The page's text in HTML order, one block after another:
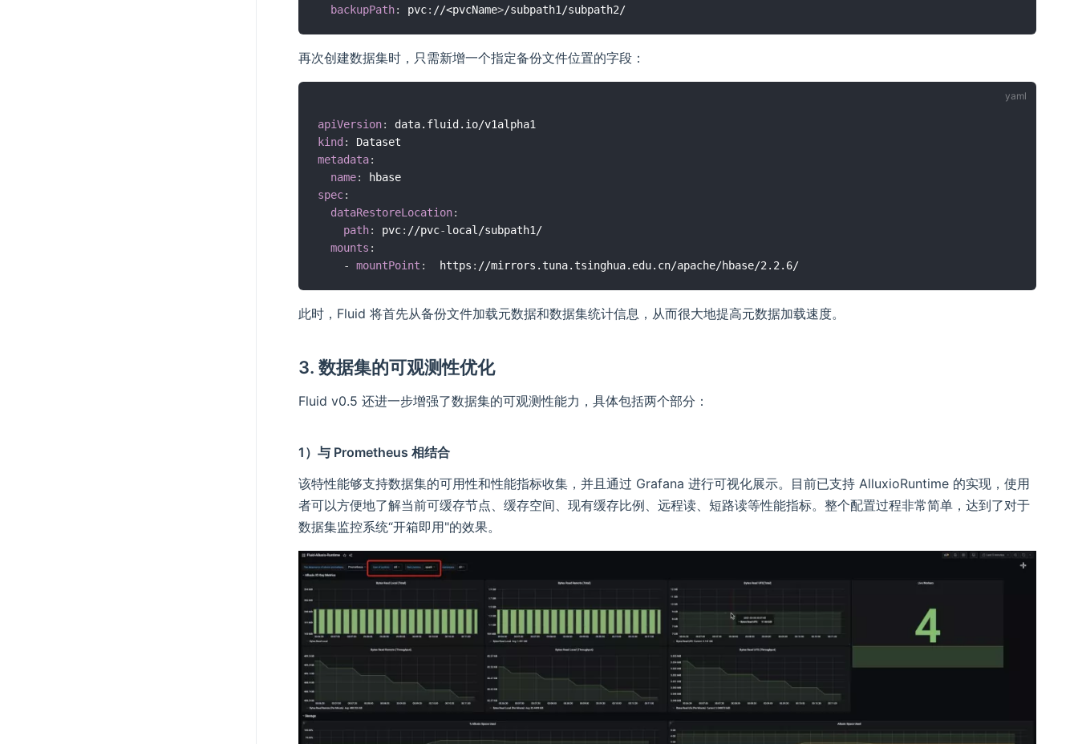
backupPath: pvc: //<pvcName>
再次创建数据集时，只需新增一个指定备份文件位置的字段：
apiVersion:
kind :
metadata:
name:
spec:
dataRestoreLocation:
path: pvc: //pvc-local/subpath1/
mounts :
-
mountPoint :
  https
:
此时，Fluid 将首先从备份文件加载元数据和数据集统计信息，从而很大地提高元数据加载速度。
3. 数据集的可观测性优化
Fluid v0.5 还进一步增强了数据集的可观测性能力，具体包括两个部分：
1）与 Prometheus 相结合
该特性能够支持数据集的可用性和性能指标收集，并且通过 Grafana 进行可视化展示。目前已支持 AlluxioRuntime 的实现，使用
者可以方便地了解当前可缓存节点、缓存空间、现有缓存比例、远程读、短路读等性能指标。整个配置过程非常简单，达到了对于
数据集监控系统“开箱即用"的效果。